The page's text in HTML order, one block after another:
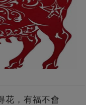
花，有福不會